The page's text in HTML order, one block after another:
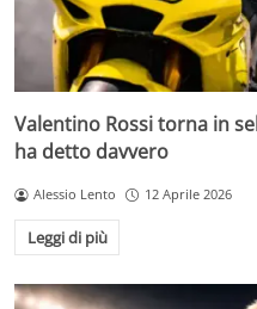
Valentino Rossi torna in
ha detto davvero
Alessio Lento 12 Aprile 2026
Leggi di più